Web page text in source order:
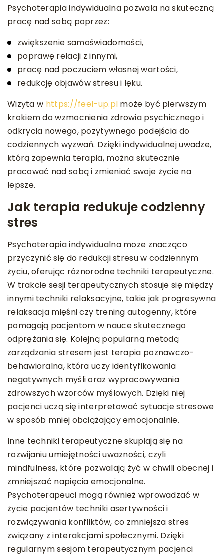
Psychoterapia indywidualna pozwala na skuteczną
pracę nad sobą poprzez:
zwiększenie samoświadomości,
poprawę relacji z innymi,
pracę nad poczuciem własnej wartości,
redukcję objawów stresu i lęku.
Wizyta w https://feel-up.pl może być pierwszym
krokiem do wzmocnienia zdrowia psychicznego i
odkrycia nowego, pozytywnego podejścia do
codziennych wyzwań. Dzięki indywidualnej uwadze,
którą zapewnia terapia, można skutecznie
pracować nad sobą i zmieniać swoje życie na
lepsze.
Jak terapia redukuje codzienny
stres
Psychoterapia indywidualna może znacząco
przyczynić się do redukcji stresu w codziennym
życiu, oferując różnorodne techniki terapeutyczne.
W trakcie sesji terapeutycznych stosuje się między
innymi techniki relaksacyjne, takie jak progresywna
relaksacja mięśni czy trening autogenny, które
pomagają pacjentom w nauce skutecznego
odprężania się. Kolejną popularną metodą
zarządzania stresem jest terapia poznawczo-
behawioralna, która uczy identyfikowania
negatywnych myśli oraz wypracowywania
zdrowszych wzorców myślowych. Dzięki niej
pacjenci uczą się interpretować sytuacje stresowe
w sposób mniej obciążający emocjonalnie.
Inne techniki terapeutyczne skupiają się na
rozwijaniu umiejętności uważności, czyli
mindfulness, które pozwalają żyć w chwili obecnej i
zmniejszać napięcia emocjonalne.
Psychoterapeuci mogą również wprowadzać w
życie pacjentów techniki asertywności i
rozwiązywania konfliktów, co zmniejsza stres
związany z interakcjami społecznymi. Dzięki
regularnym sesjom terapeutycznym pacjenci